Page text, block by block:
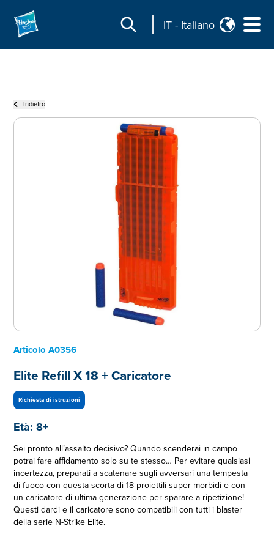
IT - Italiano
Indietro
Articolo A0356
Elite Refill X 18 + Caricatore
Richiesta di istruzioni
Età: 8+
Sei pronto all’assalto decisivo? Quando scenderai in campo
potrai fare affidamento solo su te stesso… Per evitare qualsiasi
incertezza, preparati a scatenare sugli avversari una tempesta
di fuoco con questa scorta di 18 proiettili super-morbidi e con
un caricatore di ultima generazione per sparare a ripetizione!
Questi dardi e il caricatore sono compatibili con tutti i blaster
della serie N-Strike Elite.